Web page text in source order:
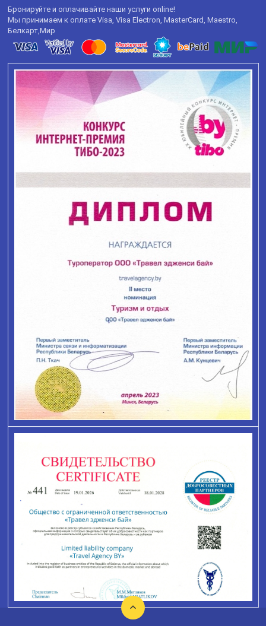
Бронируйте и оплачивайте наши услуги online!
Мы принимаем к оплате Visa, Visa Electron, MasterCard, Maestro,
Белкарт,Мир